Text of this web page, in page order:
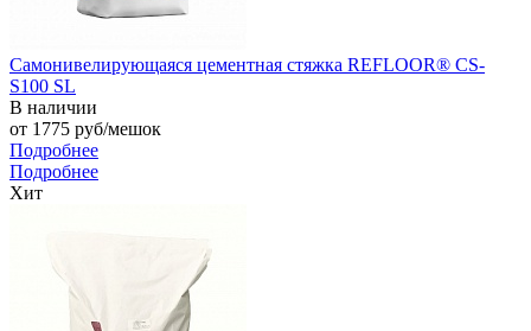
Самонивелирующаяся цементная стяжка REFLOOR® CS-
S100 SL
В наличии
от 1775 руб/мешок
Подробнее
Подробнее
Хит